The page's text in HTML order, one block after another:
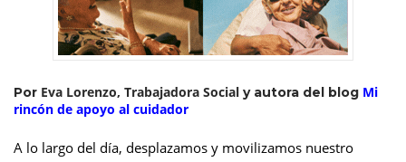
Por Eva Lorenzo, Trabajadora Social y autora del blog Mi
rincón de apoyo al cuidador
A lo largo del día, desplazamos y movilizamos nuestro